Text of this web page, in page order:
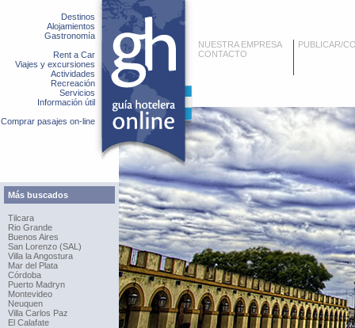
Destinos
Alojamientos
Gastronomía
Rent a Car
Viajes y excursiones
Actividades
Recreación
Servicios
Información útil
Comprar pasajes on-line
Más buscados
Tilcara
Rio Grande
Buenos Aires
San Lorenzo (SAL)
Villa la Angostura
Mar del Plata
Córdoba
Puerto Madryn
Montevideo
Neuquen
Villa Carlos Paz
El Calafate
NUESTRA EMPRESA
CONTACTO
PUBLICAR/